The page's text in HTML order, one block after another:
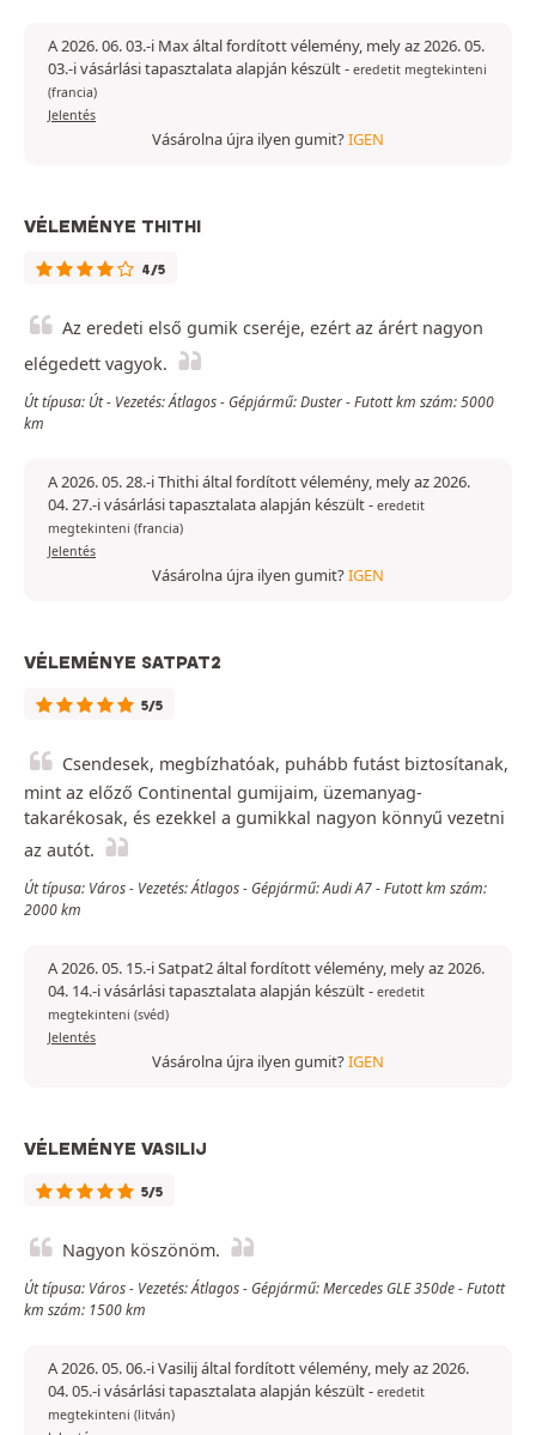
A 2026. 06. 03.-i Max által fordított vélemény, mely az 2026. 05.
03.-i vásárlási tapasztalata alapján készült- eredetit megtekinteni
(francia)
Jelentés
Vásárolna újra ilyen gumit?IGEN
VÉLEMÉNYE THITHI
4/5
Az eredeti első gumik cseréje, ezért az árért nagyon
elégedett vagyok.
Út típusa: Út - Vezetés: Átlagos - Gépjármű: Duster - Futott km szám: 5000
km
A 2026. 05. 28.-i Thithi által fordított vélemény, mely az 2026.
04. 27.-i vásárlási tapasztalata alapján készült- eredetit
megtekinteni (francia)
Jelentés
Vásárolna újra ilyen gumit?IGEN
VÉLEMÉNYE SATPAT2
5/5
Csendesek, megbízhatóak, puhább futást biztosítanak,
mint az előző Continental gumijaim, üzemanyag-
takarékosak, és ezekkel a gumikkal nagyon könnyű vezetni
az autót.
Út típusa: Város - Vezetés: Átlagos - Gépjármű: Audi A7 - Futott km szám:
2000 km
A 2026. 05. 15.-i Satpat2 által fordított vélemény, mely az 2026.
04. 14.-i vásárlási tapasztalata alapján készült- eredetit
megtekinteni (svéd)
Jelentés
Vásárolna újra ilyen gumit?IGEN
VÉLEMÉNYE VASILIJ
5/5
Nagyon köszönöm.
Út típusa: Város - Vezetés: Átlagos - Gépjármű: Mercedes GLE 350de - Futott
km szám: 1500 km
A 2026. 05. 06.-i Vasilij által fordított vélemény, mely az 2026.
04. 05.-i vásárlási tapasztalata alapján készült- eredetit
megtekinteni (litván)